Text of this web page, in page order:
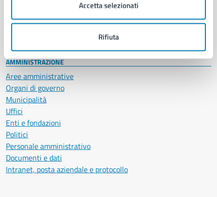
Accetta selezionati
Rifiuta
Comune di Napoli
AMMINISTRAZIONE
Aree amministrative
Organi di governo
Municipalità
Uffici
Enti e fondazioni
Politici
Personale amministrativo
Documenti e dati
Intranet, posta aziendale e protocollo